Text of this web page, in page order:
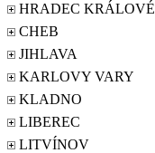
HRADEC KRÁLOVÉ
CHEB
JIHLAVA
KARLOVY VARY
KLADNO
LIBEREC
LITVÍNOV